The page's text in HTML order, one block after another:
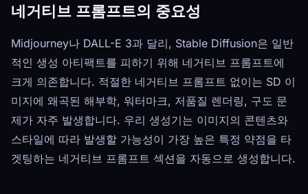
네거티브 프롬프트의 중요성
Midjourney나 DALL-E 3과 달리, Stable Diffusion은 일반
적인 생성 아티팩트를 피하기 위해 네거티브 프롬프트에
크게 의존합니다. 적절한 네거티브 프롬프트 없이는 SD 이
미지에 왜곡된 해부학, 워터마크, 저품질 렌더링, 구도 문
제가 자주 발생합니다. 우리 생성기는 이미지의 콘텐츠와
스타일에 따라 발생할 가능성이 가장 높은 특정 약점을 타
겟팅하는 네거티브 프롬프트 섹션을 자동으로 생성합니다.